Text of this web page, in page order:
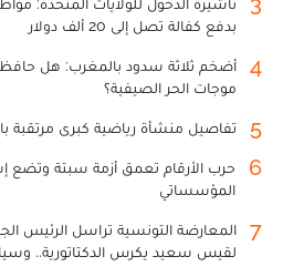
بدفع كفالة تصل إلى 20 ألف دولار
4
أضخم ثلاثة سدود بالمغرب: هل
موجات الحر الصيفية؟
5 تفاصيل منشأة رياضية كبرى مرتقبة
6
حرب الأرقام تعمق أزمة سبتة وتضع
المؤسساتي
7
المعارضة التونسية تراسل الرئيس
لقيس سعيد يكرس الدكتاتورية..